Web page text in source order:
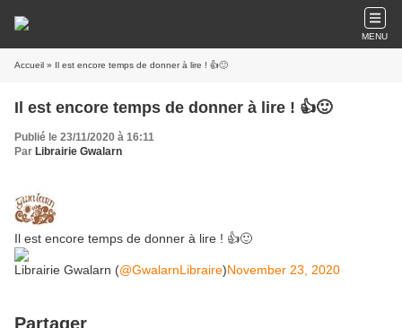
MENU
Accueil » Il est encore temps de donner à lire ! 👍🙂
Il est encore temps de donner à lire ! 👍🙂
Publié le 23/11/2020 à 16:11
Par Librairie Gwalarn
Il est encore temps de donner à lire ! 👍🙂
Librairie Gwalarn (@GwalarnLibraire)November 23, 2020
Partager